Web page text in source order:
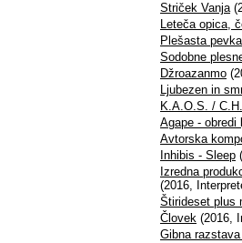
Striček Vanja
Leteča opica,
Plešasta pevka
Sodobne
Džroazanmo
Ljubezen in
K.A.O.S. /
Agape - obredi
Avtorska
Inhibis - Sleep
Izredna
(2016,
Štirideset plus
Človek (2016,
Gibna